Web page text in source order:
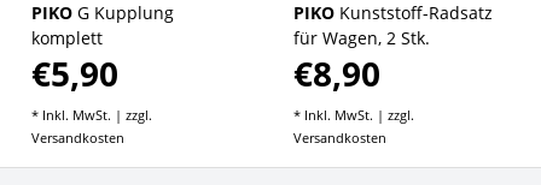
PIKO G Kupplung
komplett
€5,90
* Inkl. MwSt. | zzgl.
Versandkosten
PIKO Kunststoff-Radsatz
für Wagen, 2 Stk.
€8,90
* Inkl. MwSt. | zzgl.
Versandkosten